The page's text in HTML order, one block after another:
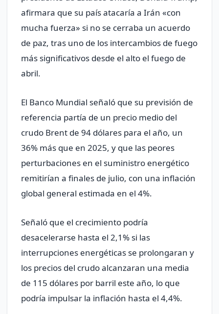
afirmara que su país atacaría a Irán «con
mucha fuerza» si ‌no se cerraba un acuerdo
de paz, tras uno de los intercambios de fuego
⁠más significativos desde el alto el fuego de
abril.
El Banco Mundial señaló que su previsión de
referencia partía de un precio medio del
crudo Brent de 94 dólares para el año, un
36% más que en 2025, y que las peores
perturbaciones en el suministro energético
remitirían a finales de julio, con una inflación
global general estimada en el 4%.
Señaló que el crecimiento podría
desacelerarse ⁠hasta el 2,1% si las
interrupciones energéticas se prolongaran y
los precios del crudo alcanzaran una media
de 115 dólares por barril este año, lo que
podría impulsar la inflación hasta el 4,4%.